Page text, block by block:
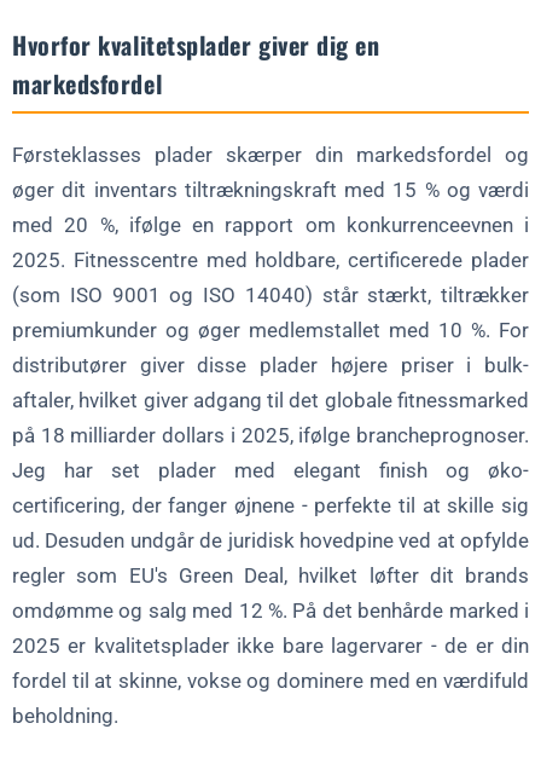
Hvorfor kvalitetsplader giver dig en
markedsfordel
Førsteklasses plader skærper din markedsfordel og
øger dit inventars tiltrækningskraft med 15 % og værdi
med 20 %, ifølge en rapport om konkurrenceevnen i
2025. Fitnesscentre med holdbare, certificerede plader
(som ISO 9001 og ISO 14040) står stærkt, tiltrækker
premiumkunder og øger medlemstallet med 10 %. For
distributører giver disse plader højere priser i bulk-
aftaler, hvilket giver adgang til det globale fitnessmarked
på 18 milliarder dollars i 2025, ifølge brancheprognoser.
Jeg har set plader med elegant finish og øko-
certificering, der fanger øjnene - perfekte til at skille sig
ud. Desuden undgår de juridisk hovedpine ved at opfylde
regler som EU's Green Deal, hvilket løfter dit brands
omdømme og salg med 12 %. På det benhårde marked i
2025 er kvalitetsplader ikke bare lagervarer - de er din
fordel til at skinne, vokse og dominere med en værdifuld
beholdning.